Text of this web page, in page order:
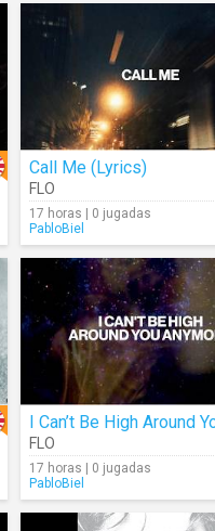
Call Me (Lyrics)
FLO
17 horas | 0 jugadas
PabloBiel
FLO
17 horas | 0 jugadas
PabloBiel